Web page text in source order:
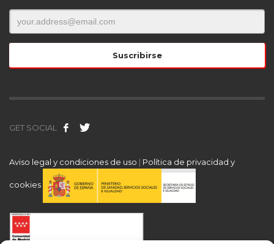
GET SOCIAL
Aviso legal y condiciones de uso | Política de privacidad y
cookies